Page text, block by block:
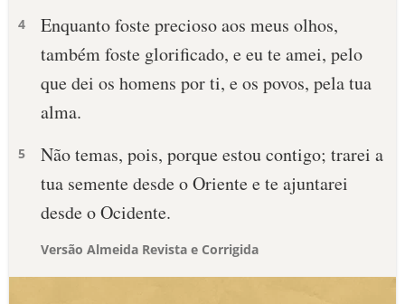
4
Enquanto foste precioso aos meus olhos,
também foste glorificado, e eu te amei, pelo
que dei os homens por ti, e os povos, pela tua
alma.
5
Não temas, pois, porque estou contigo; trarei a
tua semente desde o Oriente e te ajuntarei
desde o Ocidente.
Versão Almeida Revista e Corrigida